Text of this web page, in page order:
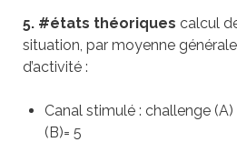
5. #états théoriques calcul
situation, par moyenne
d’activité :
Canal stimulé : challenge
(B)= 5